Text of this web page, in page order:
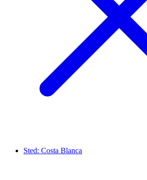
Sted: Costa Blanca